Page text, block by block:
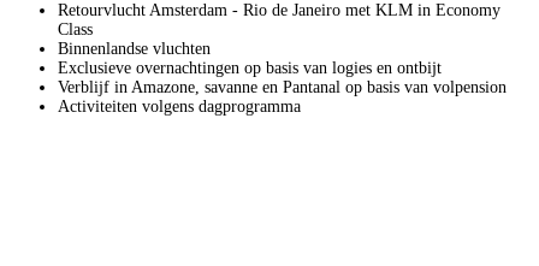
Retourvlucht Amsterdam - Rio de Janeiro met KLM in Economy
Class
Binnenlandse vluchten
Exclusieve overnachtingen op basis van logies en ontbijt
Verblijf in Amazone, savanne en Pantanal op basis van volpension
Activiteiten volgens dagprogramma